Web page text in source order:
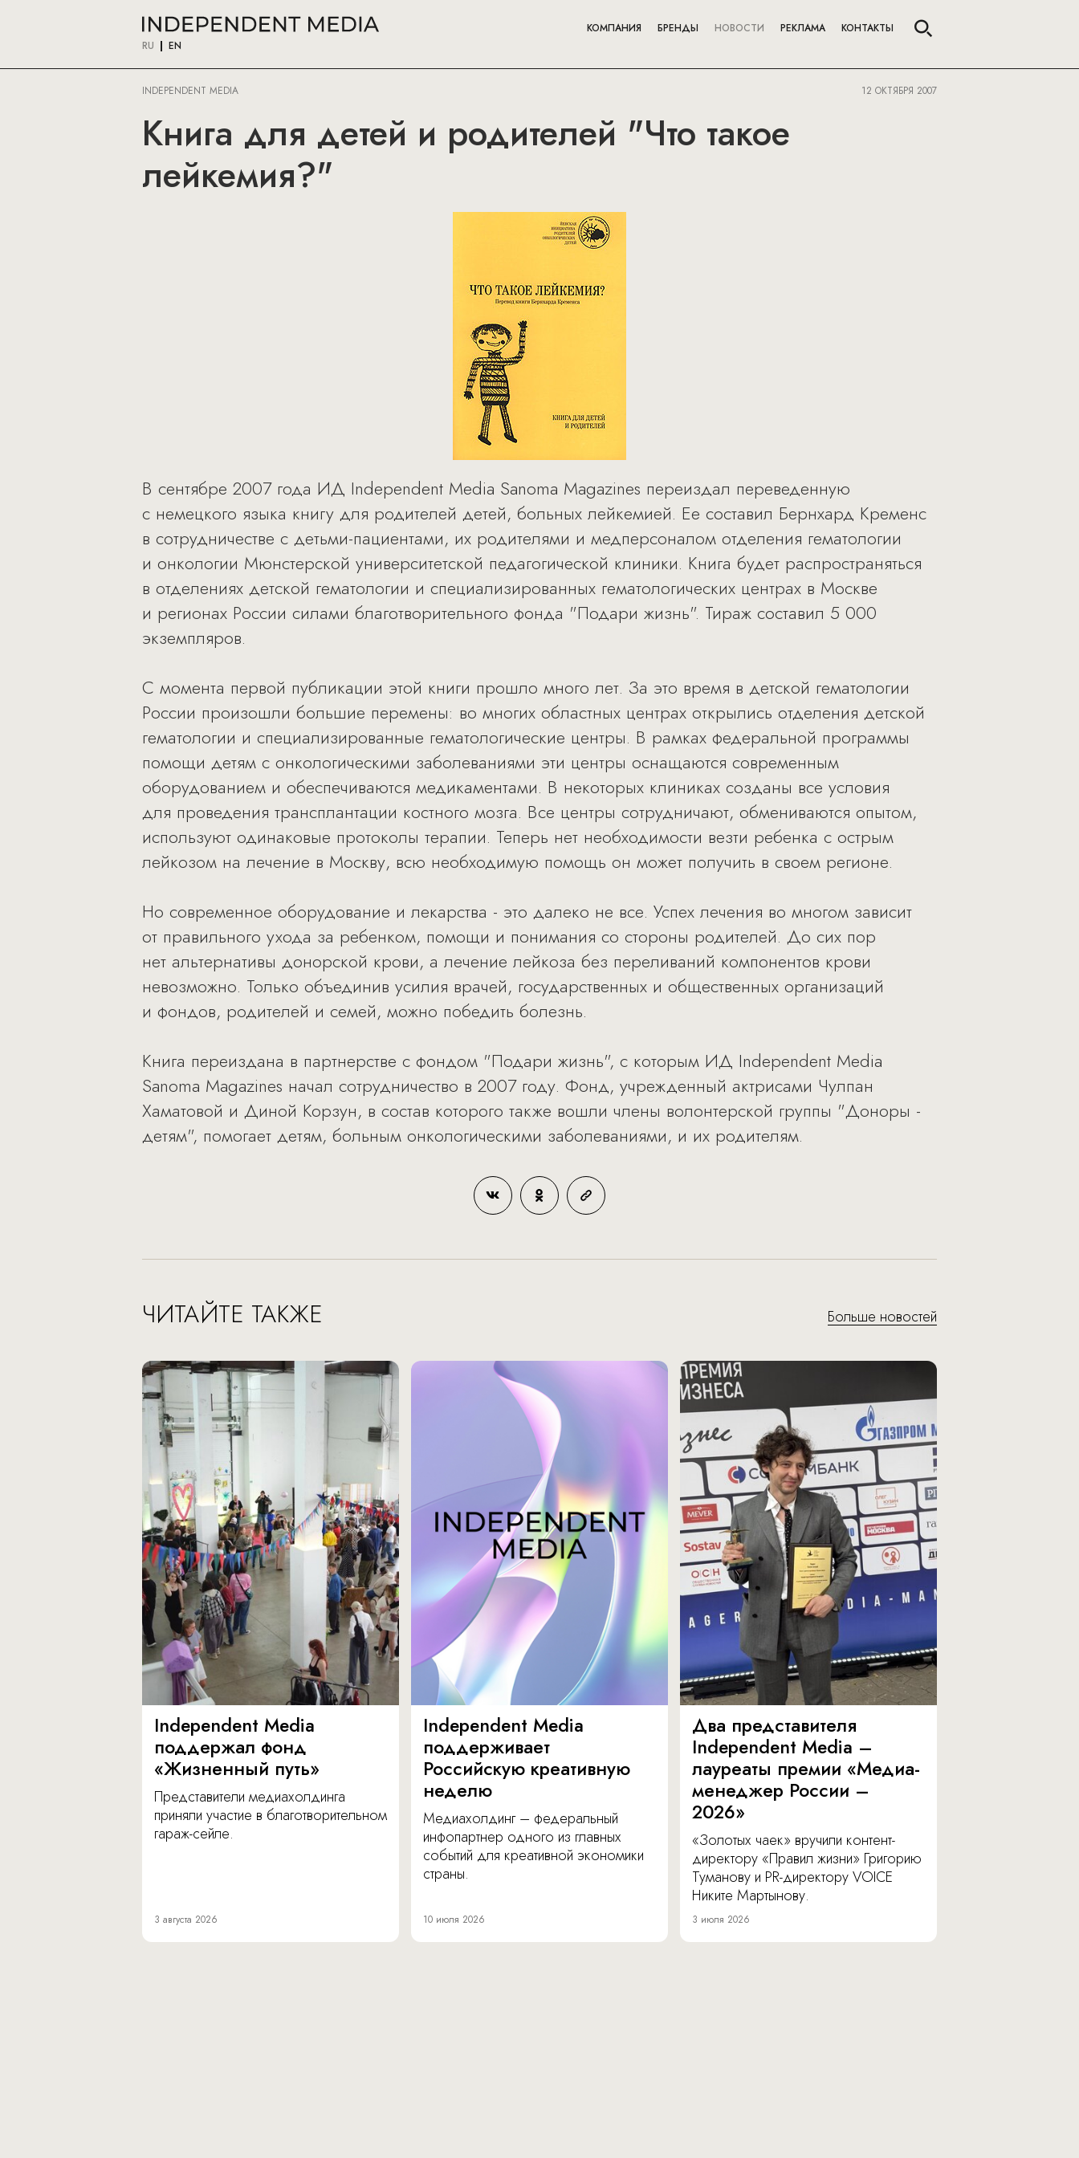
RU EN
КОМПАНИЯ БРЕНДЫ НОВОСТИ РЕКЛАМА КОНТАКТЫ
INDEPENDENT MEDIA 12 ОКТЯБРЯ 2007
Книга для детей и родителей "Что такое
лейкемия?"
В сентябре 2007 года ИД Independent Media Sanoma Magazines переиздал переведенную
с немецкого языка книгу для родителей детей, больных лейкемией. Ее составил Бернхард Кременс
в сотрудничестве с детьми-пациентами, их родителями и медперсоналом отделения гематологии
и онкологии Мюнстерской университетской педагогической клиники. Книга будет распространяться
в отделениях детской гематологии и специализированных гематологических центрах в Москве
и регионах России силами благотворительного фонда "Подари жизнь". Тираж составил 5 000
экземпляров.
С момента первой публикации этой книги прошло много лет. За это время в детской гематологии
России произошли большие перемены: во многих областных центрах открылись отделения детской
гематологии и специализированные гематологические центры. В рамках федеральной программы
помощи детям с онкологическими заболеваниями эти центры оснащаются современным
оборудованием и обеспечиваются медикаментами. В некоторых клиниках созданы все условия
для проведения трансплантации костного мозга. Все центры сотрудничают, обмениваются опытом,
используют одинаковые протоколы терапии. Теперь нет необходимости везти ребенка с острым
лейкозом на лечение в Москву, всю необходимую помощь он может получить в своем регионе.
Но современное оборудование и лекарства - это далеко не все. Успех лечения во многом зависит
от правильного ухода за ребенком, помощи и понимания со стороны родителей. До сих пор
нет альтернативы донорской крови, а лечение лейкоза без переливаний компонентов крови
невозможно. Только объединив усилия врачей, государственных и общественных организаций
и фондов, родителей и семей, можно победить болезнь.
Книга переиздана в партнерстве с фондом "Подари жизнь", с которым ИД Independent Media
Sanoma Magazines начал сотрудничество в 2007 году. Фонд, учрежденный актрисами Чулпан
Хаматовой и Диной Корзун, в состав которого также вошли члены волонтерской группы "Доноры -
детям", помогает детям, больным онкологическими заболеваниями, и их родителям.
ЧИТАЙТЕ ТАКЖЕ Больше новостей
Independent Media
поддержал фонд
«Жизненный путь»
Представители медиахолдинга
приняли участие в благотворительном
гараж-сейле.
3 августа 2026
Independent Media
поддерживает
Российскую креативную
неделю
Медиахолдинг – федеральный
инфопартнер одного из главных
событий для креативной экономики
страны.
10 июля 2026
Два представителя
Independent Media –
лауреаты премии «Медиа-
менеджер России –
2026»
«Золотых чаек» вручили контент-
директору «Правил жизни» Григорию
Туманову и PR-директору VOICE
Никите Мартынову.
3 июля 2026